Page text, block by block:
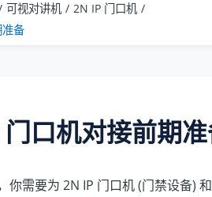
可视对讲机
2N IP 门口机
备
口机对接前期
你需要为 2N IP 门口机 (门禁设备)